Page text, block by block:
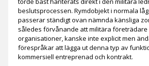
beslutsprocessen. Rymdobjekt i normala
passerar ständigt ovan nämnda känsliga
således förvånande att militära företrädare
organisationer, kanske inte explicit men
förespråkar att lägga ut denna typ av
kommersiell entreprenad och kontrakt.